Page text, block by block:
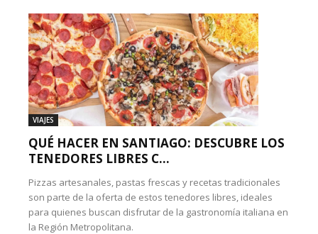
VIAJES
QUÉ HACER EN SANTIAGO: DESCUBRE LOS
TENEDORES LIBRES C...
Pizzas artesanales, pastas frescas y recetas tradicionales
son parte de la oferta de estos tenedores libres, ideales
para quienes buscan disfrutar de la gastronomía italiana en
la Región Metropolitana.